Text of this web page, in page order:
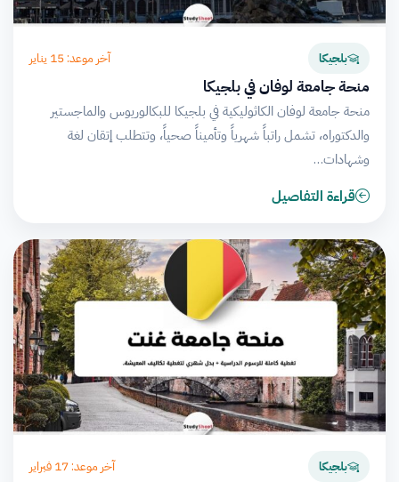
بلجيكا آخر موعد: 15 يناير
منحة جامعة لوفان في بلجيكا
منحة جامعة لوفان الكاثوليكية في بلجيكا للبكالوريوس والماجستير
والدكتوراه، تشمل راتباً شهرياً وتأميناً صحياً، وتتطلب إتقان لغة
وشهادات…
قراءة التفاصيل
بلجيكا آخر موعد: 17 فبراير